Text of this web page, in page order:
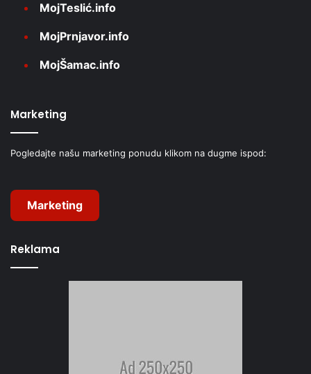
MojTeslić.info
MojPrnjavor.info
MojŠamac.info
Marketing
Pogledajte našu marketing ponudu klikom na dugme ispod:
Marketing
Reklama